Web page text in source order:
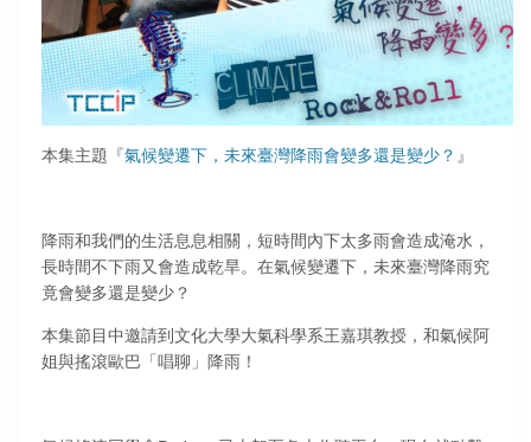
本集主題『氣候變遷下，未來臺灣降雨會變多還是變少？ 』
降雨和我們的生活息息相關，短時間內下太多雨會造成淹水，
長時間不下雨又會造成乾旱。在氣候變遷下，未來臺灣降雨究
竟會變多還是變少？
本集節目中邀請到文化大學大氣科學系王嘉琪教授，和氣候阿
姐與搖滾歐巴「唱聊」降雨！